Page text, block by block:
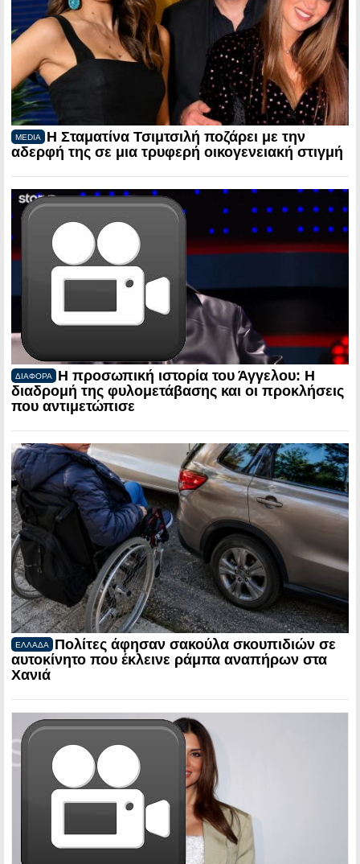
MEDIA
Η Σταματίνα Τσιμτσιλή ποζάρει με την
αδερφή της σε μια τρυφερή οικογενειακή στιγμή
ΔΙΑΦΟΡΑ
Η προσωπική ιστορία του Άγγελου: Η
διαδρομή της φυλομετάβασης και οι προκλήσεις
που αντιμετώπισε
ΕΛΛΑΔΑ
Πολίτες άφησαν σακούλα σκουπιδιών σε
αυτοκίνητο που έκλεινε ράμπα αναπήρων στα
Χανιά